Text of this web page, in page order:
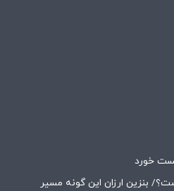
خورد
بنزین ارزان این گونه مسیر